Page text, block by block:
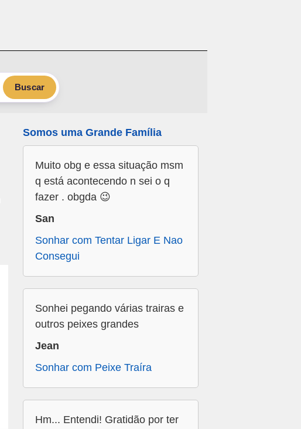
Buscar
Somos uma Grande Família
Muito obg e essa situação msm
q está acontecendo n sei o q
fazer . obgda 😉
San
Sonhar com Tentar Ligar E Nao
Consegui
Sonhei pegando várias trairas e
outros peixes grandes
Jean
Sonhar com Peixe Traíra
Hm... Entendi! Gratidão por ter